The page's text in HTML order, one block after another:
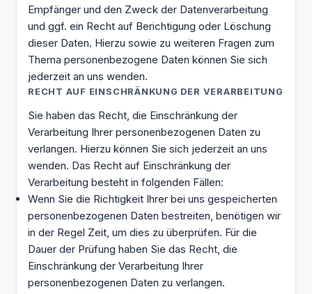
Empfänger und den Zweck der Datenverarbeitung
und ggf. ein Recht auf Berichtigung oder Löschung
dieser Daten. Hierzu sowie zu weiteren Fragen zum
Thema personenbezogene Daten können Sie sich
jederzeit an uns wenden.
RECHT AUF EINSCHRÄNKUNG DER VERARBEITUNG
Sie haben das Recht, die Einschränkung der
Verarbeitung Ihrer personenbezogenen Daten zu
verlangen. Hierzu können Sie sich jederzeit an uns
wenden. Das Recht auf Einschränkung der
Verarbeitung besteht in folgenden Fällen:
Wenn Sie die Richtigkeit Ihrer bei uns gespeicherten
personenbezogenen Daten bestreiten, benötigen wir
in der Regel Zeit, um dies zu überprüfen. Für die
Dauer der Prüfung haben Sie das Recht, die
Einschränkung der Verarbeitung Ihrer
personenbezogenen Daten zu verlangen.